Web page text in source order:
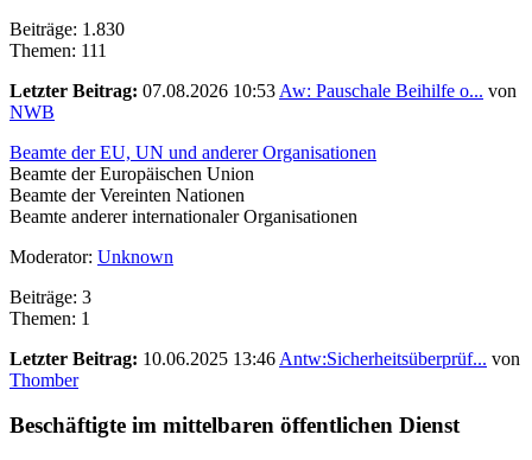
Beiträge: 1.830
Themen: 111
Letzter Beitrag: 07.08.2026 10:53 Aw: Pauschale Beihilfe o... von
NWB
Beamte der EU, UN und anderer Organisationen
Beamte der Europäischen Union
Beamte der Vereinten Nationen
Beamte anderer internationaler Organisationen
Moderator: Unknown
Beiträge: 3
Themen: 1
Letzter Beitrag: 10.06.2025 13:46 Antw:Sicherheitsüberprüf... von
Thomber
Beschäftigte im mittelbaren öffentlichen Dienst